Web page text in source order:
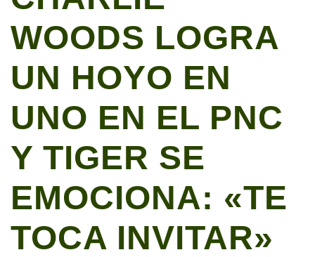
WOODS LOGRA
UN HOYO EN
UNO EN EL PNC
Y TIGER SE
EMOCIONA: «TE
TOCA INVITAR»